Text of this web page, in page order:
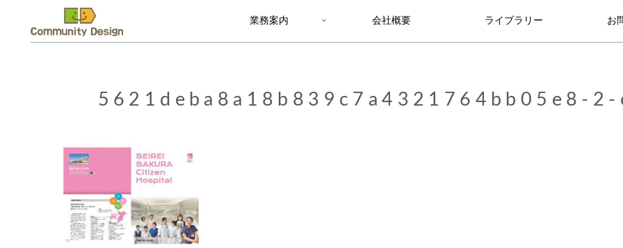
業務案内 会社概要 ライブラリー お
5621deba8a18b839c7a4321764bb05e8-